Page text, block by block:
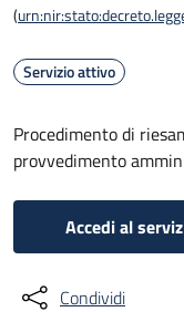
(
Servizio attivo
Procedimento di
provvedimento
Accedi al
Condividi